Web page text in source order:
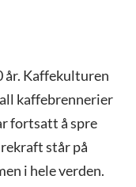
år. Kaffekulturen
kaffebrennerier
fortsatt å spre
står på
i hele verden.